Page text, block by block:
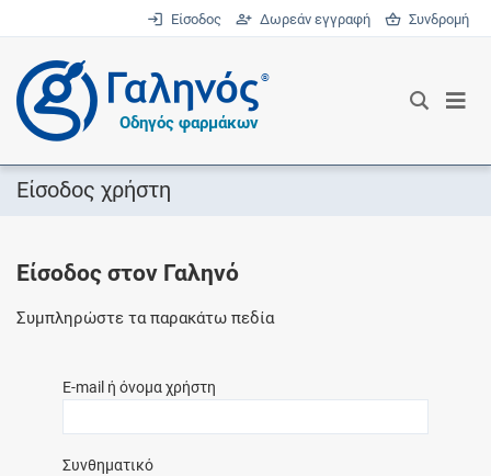
Είσοδος Δωρεάν εγγραφή Συνδρομή
®
Οδηγός φαρμάκων
Είσοδος χρήστη
Είσοδος στον Γαληνό
Συμπληρώστε τα παρακάτω πεδία
E-mail ή όνομα χρήστη
Συνθηματικό